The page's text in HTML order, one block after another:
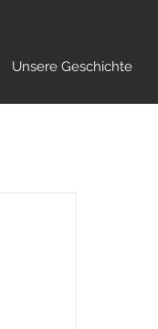
Unsere Geschichte